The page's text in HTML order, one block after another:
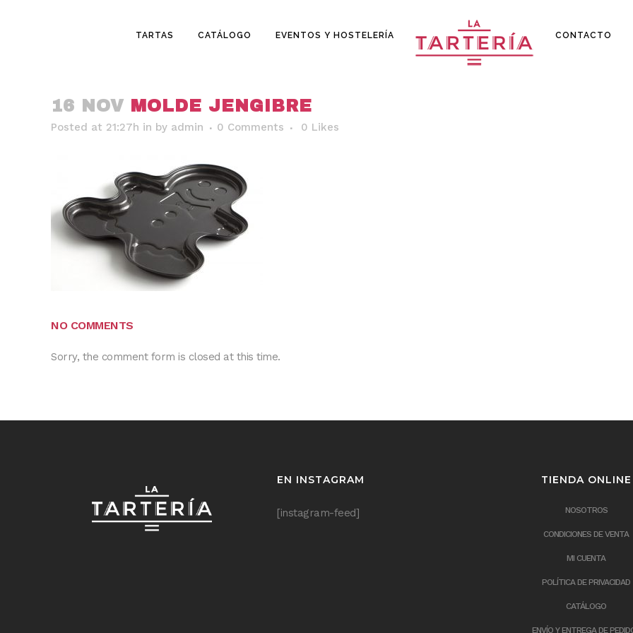
TARTAS CATÁLOGO EVENTOS Y HOSTELERÍA CONTACTO
16 NOV MOLDE JENGIBRE
Posted at 21:27h in by admin 0 Comments 0 Likes
NO COMMENTS
Sorry, the comment form is closed at this time.
EN INSTAGRAM
[instagram-feed]
TIENDA ONLINE
NOSOTROS
CONDICIONES DE VENTA
MI CUENTA
POLÍTICA DE PRIVACIDAD
CATÁLOGO
ENVÍO Y ENTREGA DE